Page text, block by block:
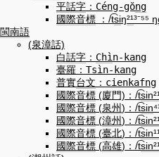
平話字 ： Céng-gŏng
國際音標
： /t͡siŋ²¹³⁻⁵⁵ ŋ
閩南語
(泉漳話)
白話字 ： Chì n-kang
臺羅 ： Tsìn-kang
普實台文 ： cienkafng
國際音標 (廈門) ： /t͡sin
國際音標 (泉州) ： /t͡sin
國際音標 (漳州) ： /t͡sin
國際音標 (臺北) ： /t͡sin
國際音標 (高雄) ： /t͡sin